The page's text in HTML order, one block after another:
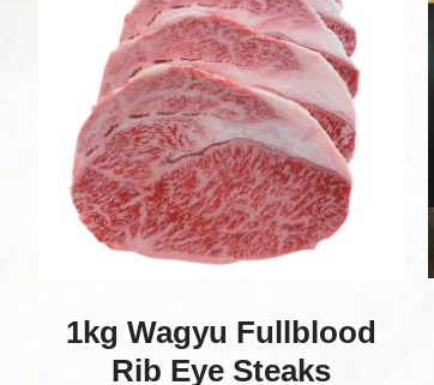
1kg Wagyu Fullblood
Rib Eye Steaks